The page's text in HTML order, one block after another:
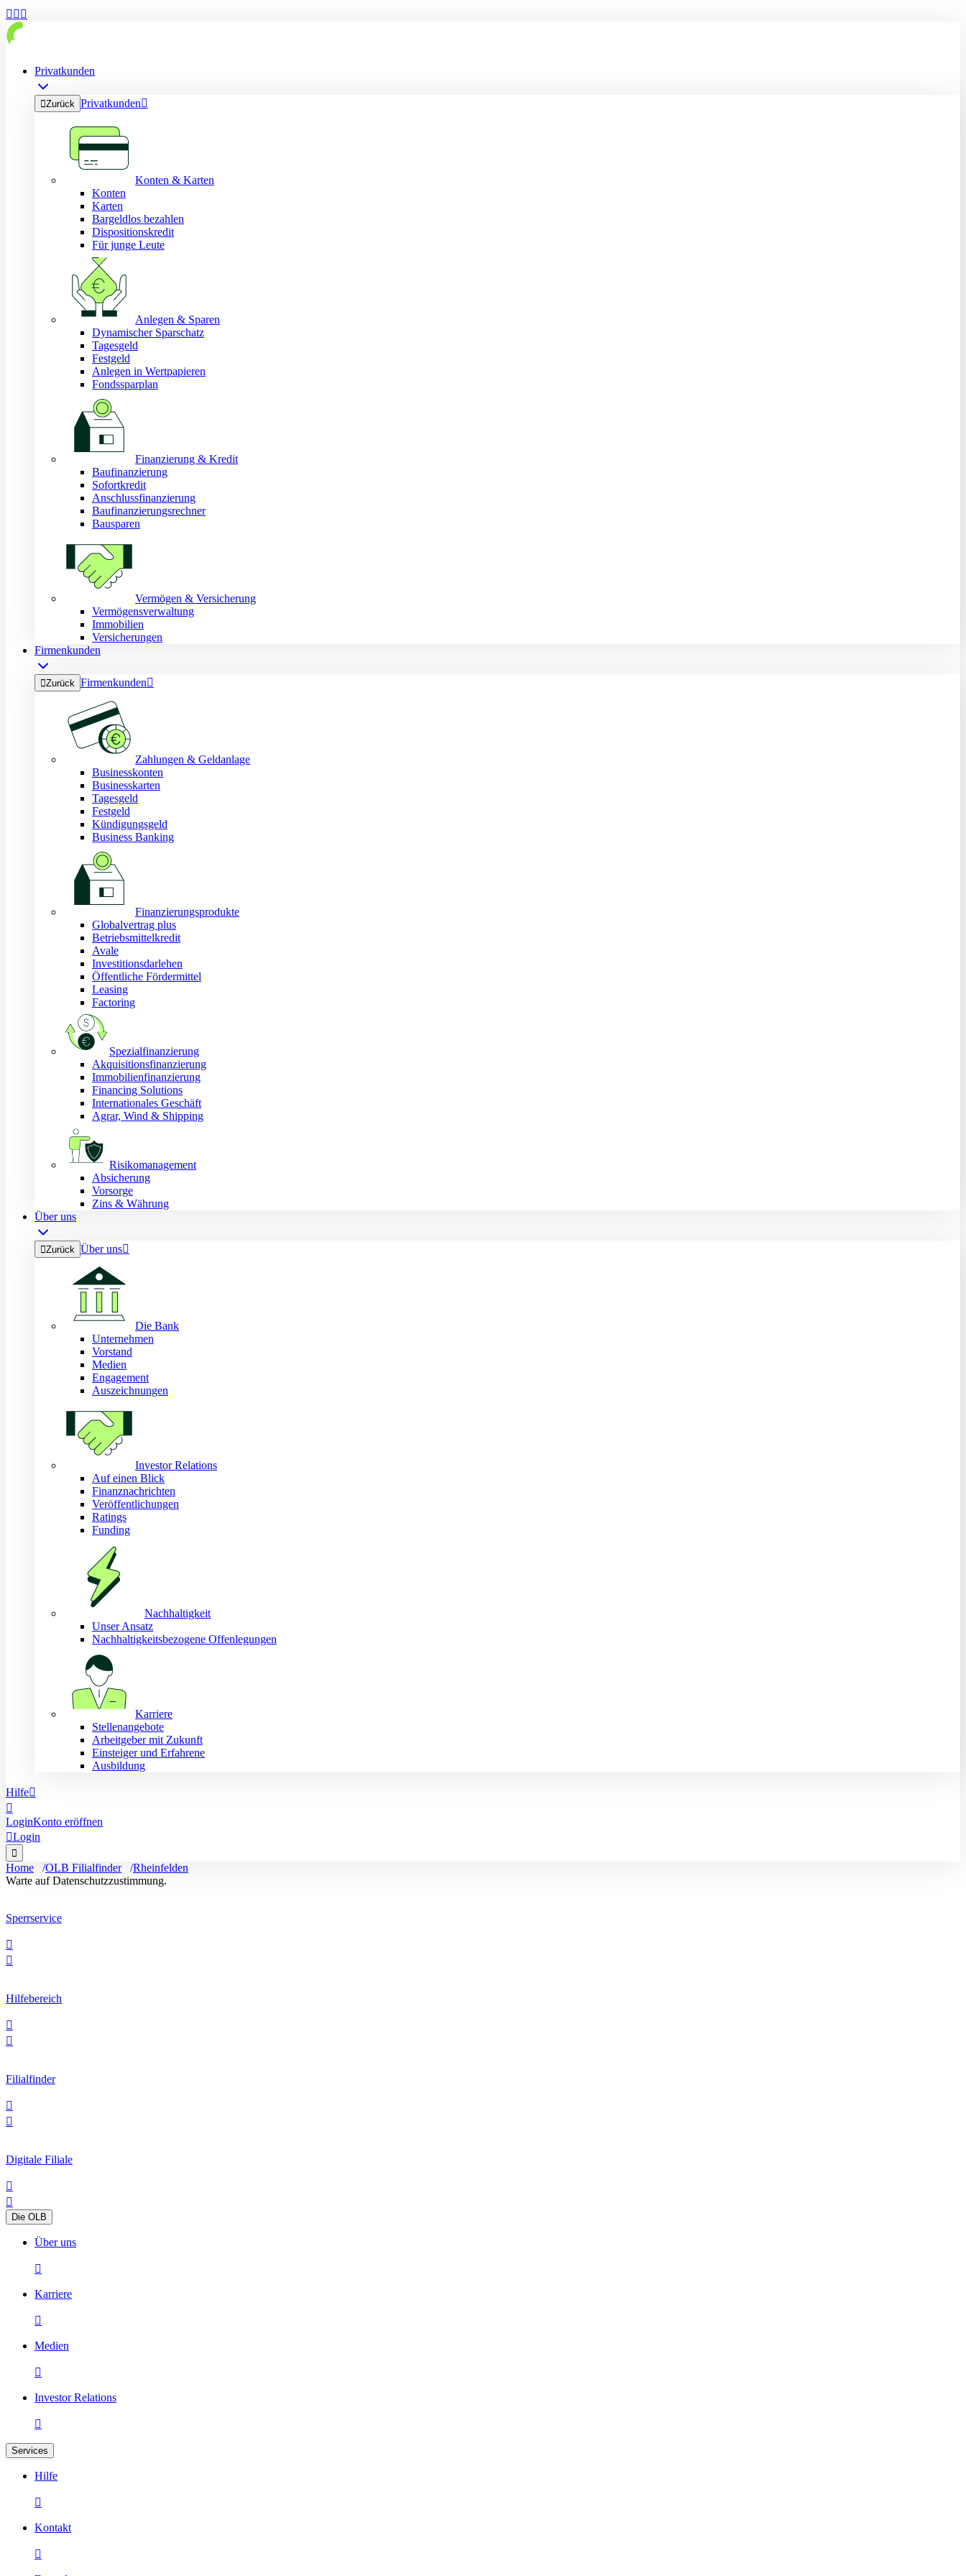
  
Privatkunden
Zurück Privatkunden
Konten & Karten
Konten
Karten
Bargeldlos bezahlen
Dispositionskredit
Für junge Leute
Anlegen & Sparen
Dynamischer Sparschatz
Tagesgeld
Festgeld
Anlegen in Wertpapieren
Fondssparplan
Finanzierung & Kredit
Baufinanzierung
Sofortkredit
Anschlussfinanzierung
Baufinanzierungsrechner
Bausparen
Vermögen & Versicherung
Vermögensverwaltung
Immobilien
Versicherungen
Firmenkunden
Zurück Firmenkunden
Zahlungen & Geldanlage
Businesskonten
Businesskarten
Tagesgeld
Festgeld
Kündigungsgeld
Business Banking
Finanzierungsprodukte
Globalvertrag plus
Betriebsmittelkredit
Avale
Investitionsdarlehen
Öffentliche Fördermittel
Leasing
Factoring
Spezialfinanzierung
Akquisitionsfinanzierung
Immobilienfinanzierung
Financing Solutions
Internationales Geschäft
Agrar, Wind & Shipping
Risikomanagement
Absicherung
Vorsorge
Zins & Währung
Über uns
Zurück Über uns
Die Bank
Unternehmen
Vorstand
Medien
Engagement
Auszeichnungen
Investor Relations
Auf einen Blick
Finanznachrichten
Veröffentlichungen
Ratings
Funding
Nachhaltigkeit
Unser Ansatz
Nachhaltigkeitsbezogene Offenlegungen
Karriere
Stellenangebote
Arbeitgeber mit Zukunft
Einsteiger und Erfahrene
Ausbildung
Hilfe

LoginKonto eröffnen
Login

Home OLB Filialfinder
Rheinfelden
Warte auf Datenschutzzustimmung.
Sperrservice


Hilfebereich


Filialfinder


Digitale Filiale


Die OLB
Über uns

Karriere

Medien

Investor Relations

Services
Hilfe

Kontakt
